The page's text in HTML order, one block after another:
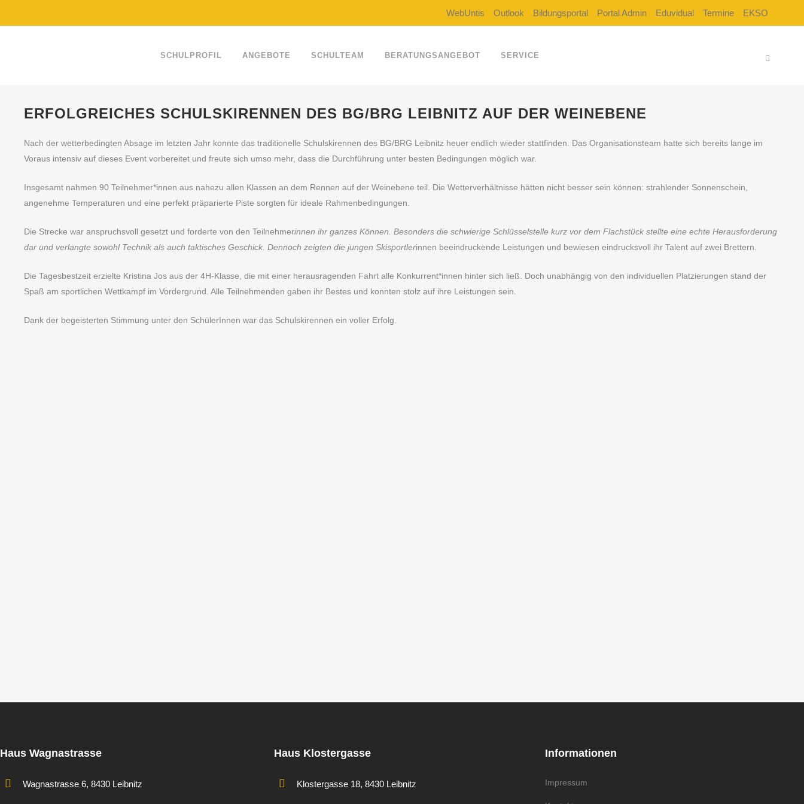
WebUntis Outlook Bildungsportal Portal Admin Eduvidual Termine EKSO
SCHULPROFIL ANGEBOTE SCHULTEAM BERATUNGSANGEBOT SERVICE
ERFOLGREICHES SCHULSKIRENNEN DES BG/BRG LEIBNITZ AUF DER WEINEBENE
Nach der wetterbedingten Absage im letzten Jahr konnte das traditionelle Schulskirennen des BG/BRG Leibnitz heuer endlich wieder stattfinden. Das Organisationsteam hatte sich bereits lange im
Voraus intensiv auf dieses Event vorbereitet und freute sich umso mehr, dass die Durchführung unter besten Bedingungen möglich war.
Insgesamt nahmen 90 Teilnehmer*innen aus nahezu allen Klassen an dem Rennen auf der Weinebene teil. Die Wetterverhältnisse hätten nicht besser sein können: strahlender Sonnenschein,
angenehme Temperaturen und eine perfekt präparierte Piste sorgten für ideale Rahmenbedingungen.
Die Strecke war anspruchsvoll gesetzt und forderte von den Teilnehmerinnen ihr ganzes Können. Besonders die schwierige Schlüsselstelle kurz vor dem Flachstück stellte eine echte Herausforderung
dar und verlangte sowohl Technik als auch taktisches Geschick. Dennoch zeigten die jungen Skisportlerinnen beeindruckende Leistungen und bewiesen eindrucksvoll ihr Talent auf zwei Brettern.
Die Tagesbestzeit erzielte Kristina Jos aus der 4H-Klasse, die mit einer herausragenden Fahrt alle Konkurrent*innen hinter sich ließ. Doch unabhängig von den individuellen Platzierungen stand der
Spaß am sportlichen Wettkampf im Vordergrund. Alle Teilnehmenden gaben ihr Bestes und konnten stolz auf ihre Leistungen sein.
Dank der begeisterten Stimmung unter den SchülerInnen war das Schulskirennen ein voller Erfolg.
Haus Wagnastrasse
Wagnastrasse 6, 8430 Leibnitz
Haus Klostergasse
Klostergasse 18, 8430 Leibnitz
Informationen
Impressum